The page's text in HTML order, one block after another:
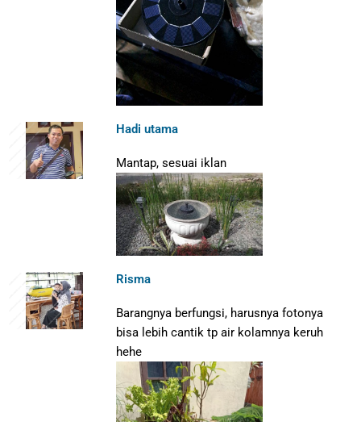
Hadi utama
Mantap, sesuai iklan
Risma
Barangnya berfungsi, harusnya fotonya
bisa lebih cantik tp air kolamnya keruh
hehe